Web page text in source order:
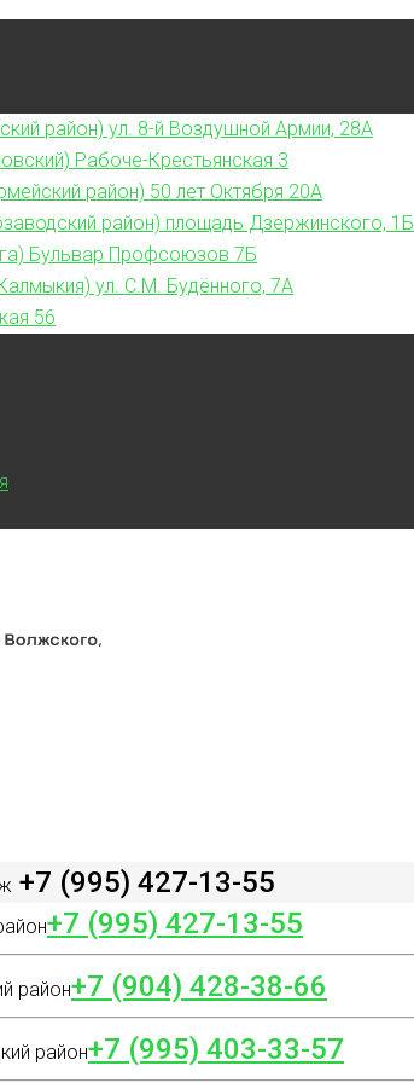
район) ул. 8-й Воздушной Армии, 28А
Рабоче-Крестьянская 3
район) 50 лет Октября 20А
район) площадь Дзержинского, 1Б
Бульвар Профсоюзов 7Б
ул. С.М. Будённого, 7А
56
+7 (995) 427-13-55
+7 (995) 427-13-55
район+7 (904) 428-38-66
район+7 (995) 403-33-57